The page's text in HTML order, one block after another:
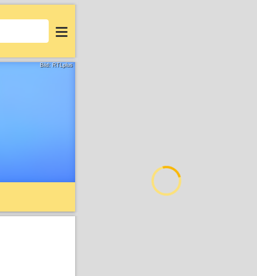
Login
Bild: RTLplus